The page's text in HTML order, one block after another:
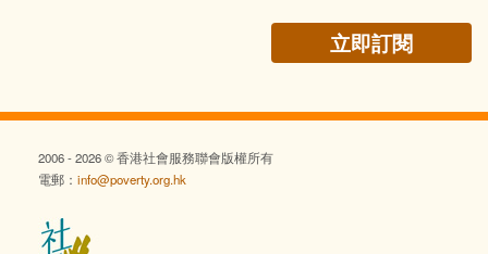
2006 - 2026 © 香港社會服務聯會版權所有
電郵： info@poverty.org.hk